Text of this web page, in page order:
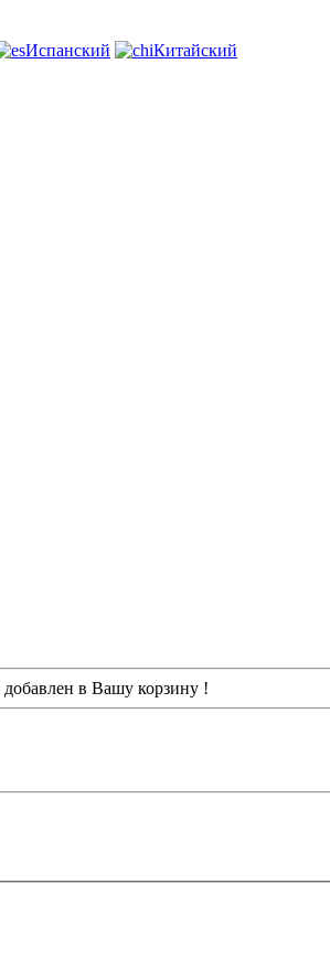
Испанский Китайский
добавлен в Вашу корзину !